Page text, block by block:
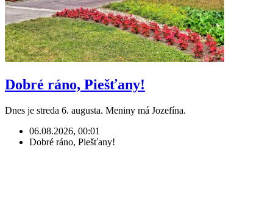
Dobré ráno, Piešťany!
Dnes je streda 6. augusta. Meniny má Jozefína.
06.08.2026, 00:01
Dobré ráno, Piešťany!